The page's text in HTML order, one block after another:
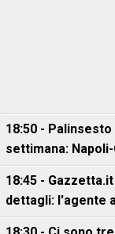
18:50 -
settimana:
18:45 -
dettagli: l'agente